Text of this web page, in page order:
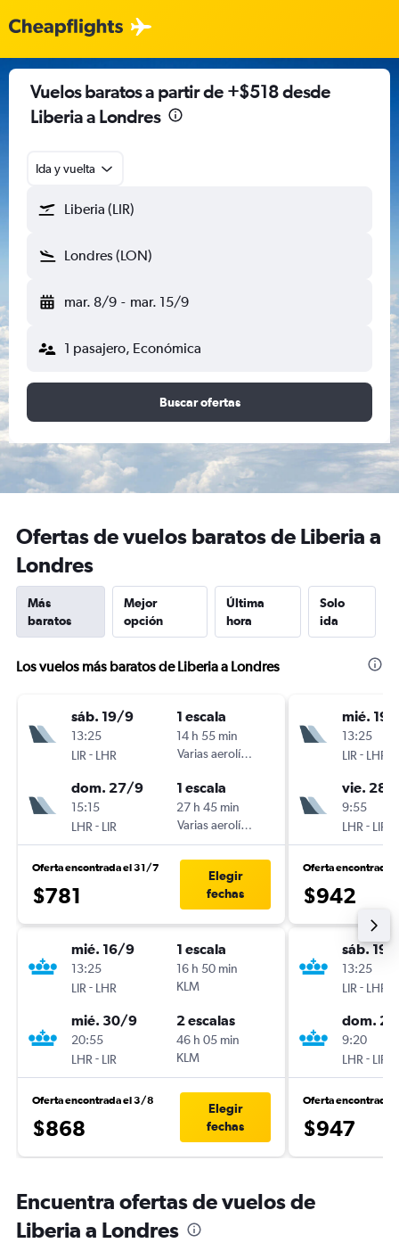
Vuelos baratos a partir de +$518 desde
Liberia a Londres
Ida y vuelta
Liberia (LIR)
Londres (LON)
mar. 8/9 - mar. 15/9
1 pasajero, Económica
Buscar ofertas
Ofertas de vuelos baratos de Liberia a
Londres
Más
baratos
Mejor
opción
Última
hora
Solo
ida
Los vuelos más baratos de Liberia a Londres
sáb. 19/9
13:25
LIR - LHR
1 escala
14 h 55 min
Varias aerolíneas
dom. 27/9
15:15
LHR - LIR
1 escala
27 h 45 min
Varias aerolíneas
Oferta encontrada el 31/7
$781
Elegir
fechas
mié. 16/9
13:25
LIR - LHR
1 escala
16 h 50 min
KLM
mié. 30/9
20:55
LHR - LIR
2 escalas
46 h 05 min
KLM
Oferta encontrada el 3/8
$868
Elegir
fechas
mié.
13:25
LIR - LHR
vie. 28/
9:55
LHR - LIR
Oferta encontrada
$942
sáb. 19/
13:25
LIR - LHR
dom.
9:20
LHR - LIR
Oferta encontrada
$947
Encuentra ofertas de vuelos de
Liberia a Londres